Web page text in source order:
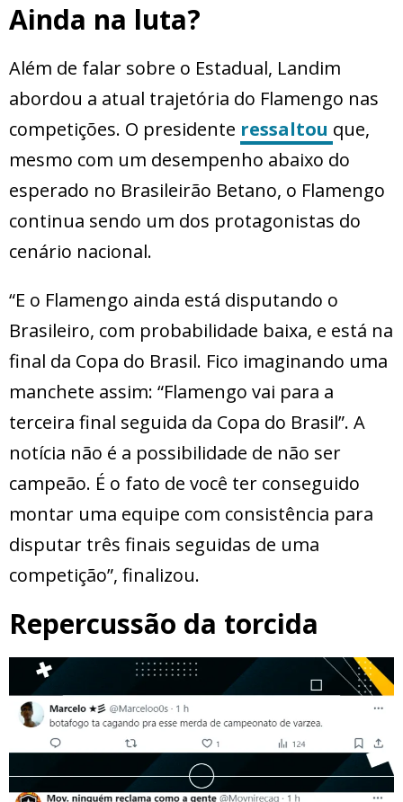
Ainda na luta?
Além de falar sobre o Estadual, Landim
abordou a atual trajetória do Flamengo nas
competições. O presidente ressaltou que,
mesmo com um desempenho abaixo do
esperado no Brasileirão Betano, o Flamengo
continua sendo um dos protagonistas do
cenário nacional.
“E o Flamengo ainda está disputando o
Brasileiro, com probabilidade baixa, e está na
final da Copa do Brasil. Fico imaginando uma
manchete assim: “Flamengo vai para a
terceira final seguida da Copa do Brasil”. A
notícia não é a possibilidade de não ser
campeão. É o fato de você ter conseguido
montar uma equipe com consistência para
disputar três finais seguidas de uma
competição”, finalizou.
Repercussão da torcida